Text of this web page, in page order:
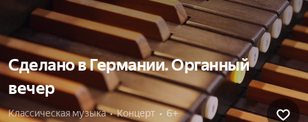
Сделано в Германии. Органный
вечер
Классическая музыка  •  Концерт  •  6+